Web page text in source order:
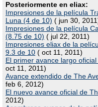
Posteriormente en eliax:
Impresiones de la película
Luna (4 de 10) ( jun 30,
Impresiones de la película
(8.75 de 10) ( jul 22, 2011)
Impresiones eliax de la
9.3 de 10 ( oct 11, 2011)
El primer avance largo
oct 11, 2011)
Avance extendido de The
feb 6, 2012)
El nuevo avance oficial de
2012)